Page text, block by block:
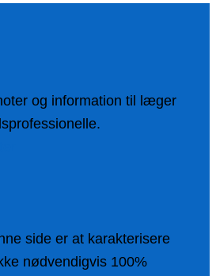
og information til læger
side er at karakterisere
nødvendigvis 100%